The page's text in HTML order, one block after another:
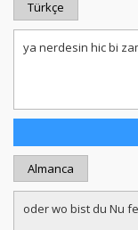
Türkçe
Almanca